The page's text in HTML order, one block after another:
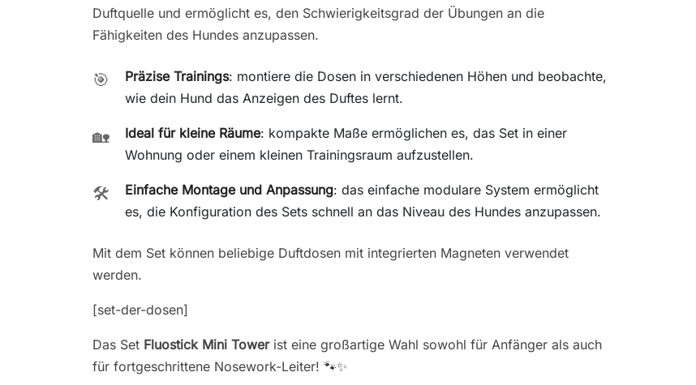
Duftquelle und ermöglicht es, den Schwierigkeitsgrad der Übungen an die
Fähigkeiten des Hundes anzupassen.
🎯 Präzise Trainings: montiere die Dosen in verschiedenen Höhen und beobachte,
wie dein Hund das Anzeigen des Duftes lernt.
🏡 Ideal für kleine Räume: kompakte Maße ermöglichen es, das Set in einer
Wohnung oder einem kleinen Trainingsraum aufzustellen.
🛠️ Einfache Montage und Anpassung: das einfache modulare System ermöglicht
es, die Konfiguration des Sets schnell an das Niveau des Hundes anzupassen.
Mit dem Set können beliebige Duftdosen mit integrierten Magneten verwendet
werden.
[set-der-dosen]
Das Set Fluostick Mini Towerist eine großartige Wahl sowohl für Anfänger als auch
für fortgeschrittene Nosework-Leiter! 🐾✨